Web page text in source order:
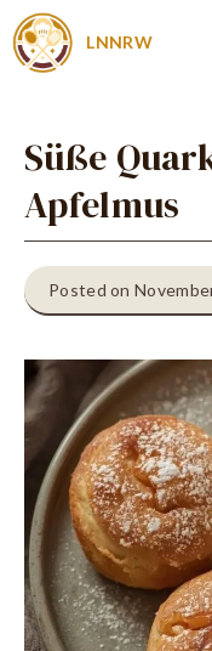
Zum
Inhalt
LNNRW
Süße
Apfelmus
Posted on